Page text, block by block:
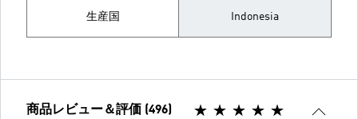
生産国 Indonesia
商品レビュー＆評価 (496)